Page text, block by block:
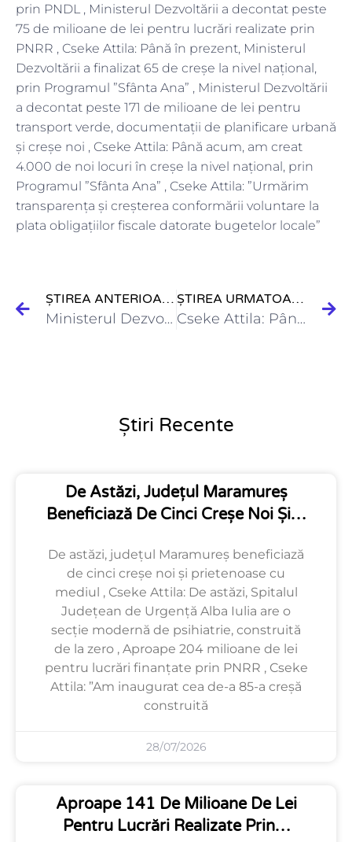
prin PNDL , Ministerul Dezvoltării a decontat peste
75 de milioane de lei pentru lucrări realizate prin
PNRR , Cseke Attila: Până în prezent, Ministerul
Dezvoltării a finalizat 65 de creșe la nivel național,
prin Programul ”Sfânta Ana” , Ministerul Dezvoltării
a decontat peste 171 de milioane de lei pentru
transport verde, documentații de planificare urbană
și creșe noi , Cseke Attila: Până acum, am creat
4.000 de noi locuri în creșe la nivel național, prin
Programul ”Sfânta Ana” , Cseke Attila: ”Urmărim
transparența și creșterea conformării voluntare la
plata obligațiilor fiscale datorate bugetelor locale”
ȘTIREA ANTERIOARĂ
Ministerul Dezvoltării a virat peste 52 de milioane lei pentru…
ȘTIREA URMATOARE
Cseke Attila: Până acum, am creat 4.000 de noi locuri…
Știri Recente
De Astăzi, Județul Maramureș
Beneficiază De Cinci Creșe Noi Și…
De astăzi, județul Maramureș beneficiază
de cinci creșe noi și prietenoase cu
mediul , Cseke Attila: De astăzi, Spitalul
Județean de Urgență Alba Iulia are o
secție modernă de psihiatrie, construită
de la zero , Aproape 204 milioane de lei
pentru lucrări finanțate prin PNRR , Cseke
Attila: ”Am inaugurat cea de-a 85-a creșă
construită
28/07/2026
Aproape 141 De Milioane De Lei
Pentru Lucrări Realizate Prin…